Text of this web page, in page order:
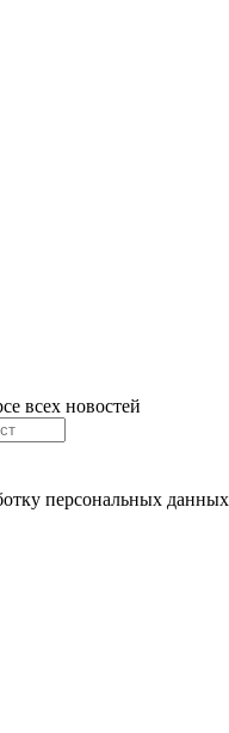
всех новостей
персональных данных